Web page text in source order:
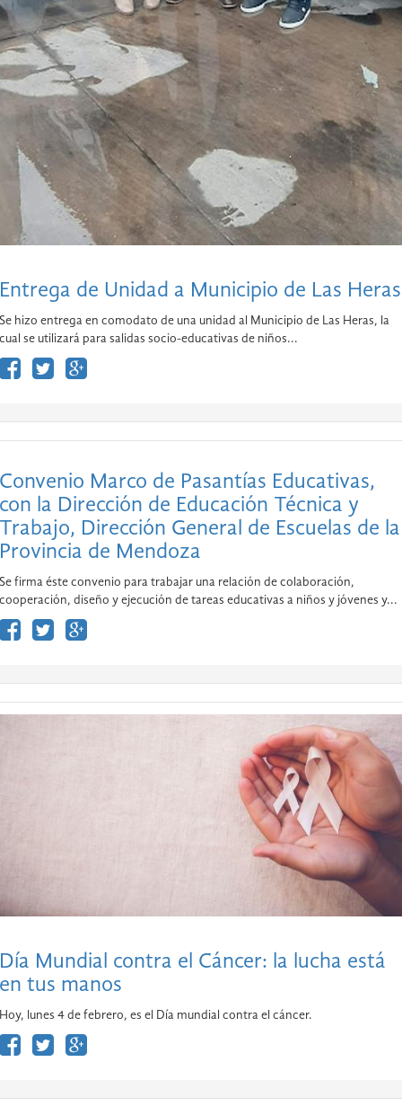
Entrega de Unidad a Municipio de Las Heras
Se hizo entrega en comodato de una unidad al Municipio de Las Heras, la
cual se utilizará para salidas socio-educativas de niños...
Convenio Marco de Pasantías Educativas,
con la Dirección de Educación Técnica y
Trabajo, Dirección General de Escuelas de la
Provincia de Mendoza
Se firma éste convenio para trabajar una relación de colaboración,
cooperación, diseño y ejecución de tareas educativas a niños y jóvenes y...
Día Mundial contra el Cáncer: la lucha está
en tus manos
Hoy, lunes 4 de febrero, es el Día mundial contra el cáncer.